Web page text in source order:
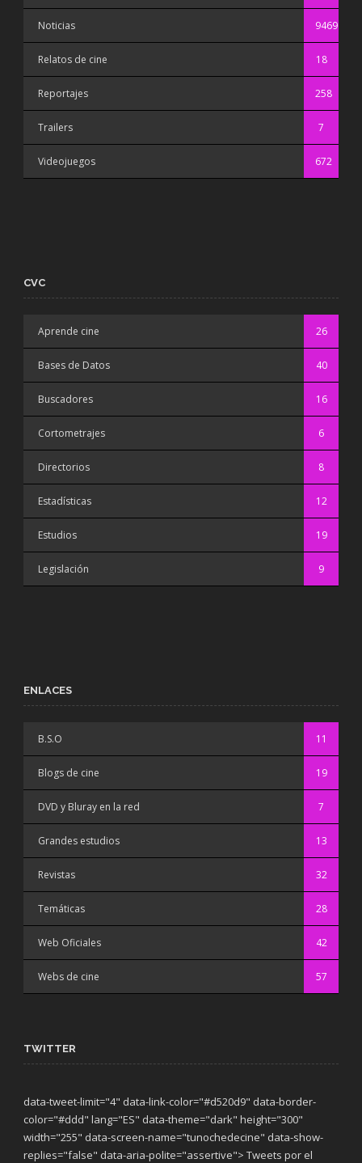
Noticias 9469
Relatos de cine 18
Reportajes 258
Trailers 7
Videojuegos 672
CVC
Aprende cine 26
Bases de Datos 40
Buscadores 16
Cortometrajes 6
Directorios 8
Estadísticas 12
Estudios 19
Legislación 9
ENLACES
B.S.O 11
Blogs de cine 19
DVD y Bluray en la red 7
Grandes estudios 13
Revistas 32
Temáticas 28
Web Oficiales 42
Webs de cine 57
TWITTER
data-tweet-limit="4" data-link-color="#d520d9" data-border-
color="#ddd" lang="ES" data-theme="dark" height="300"
width="255" data-screen-name="tunochedecine" data-show-
replies="false" data-aria-polite="assertive"> Tweets por el